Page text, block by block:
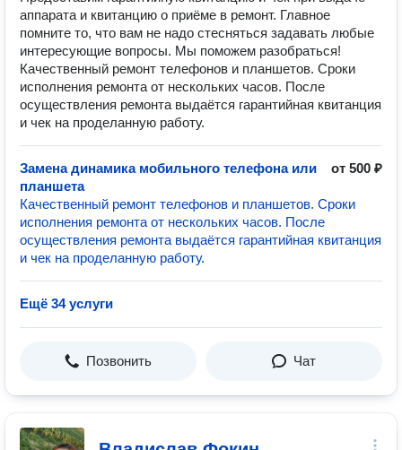
аппарата и квитанцию о приёме в ремонт. Главное
помните то, что вам не надо стесняться задавать любые
интересующие вопросы. Мы поможем разобраться!
Качественный ремонт телефонов и планшетов. Сроки
исполнения ремонта от нескольких часов. После
осуществления ремонта выдаётся гарантийная квитанция
и чек на проделанную работу.
Замена динамика мобильного телефона или
планшета
от 500 ₽
Качественный ремонт телефонов и планшетов. Сроки
исполнения ремонта от нескольких часов. После
осуществления ремонта выдаётся гарантийная квитанция
и чек на проделанную работу.
Ещё 34 услуги
Позвонить Чат